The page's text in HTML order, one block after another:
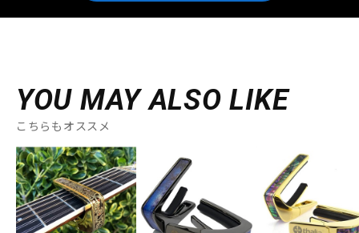
YOU MAY ALSO LIKE
こちらもオススメ